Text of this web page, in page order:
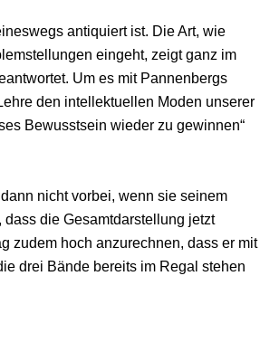
antiquiert ist. Die Art, wie
eingeht, zeigt ganz im
Um es mit Pannenbergs
den intellektuellen Moden unserer
Bewusstsein wieder zu gewinnen“
nicht vorbei, wenn sie seinem
die Gesamtdarstellung jetzt
zudem hoch anzurechnen, dass er mit
drei Bände bereits im Regal stehen